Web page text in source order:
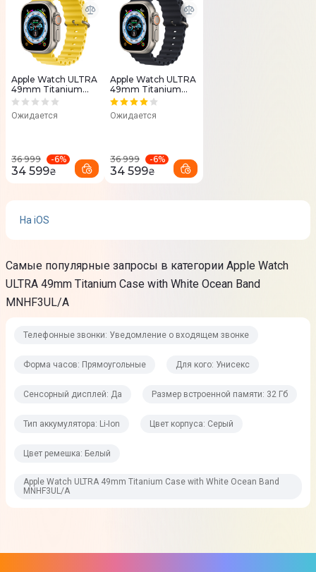
Процессор
Apple S8
Размер встроенной памяти
32 Гб
Датчик наружной освещенности
Temperature Sensor
Sleep Monitor
Электрический датчик сердечной активности
Нет
Время работы
До 36 часов
Регулировка длины ремешка
Apple Watch ULTRA
49mm Titanium
Case with Yellow
MNHG3UL/A
Ожидается
36 999 -6%
34 599₴
Apple Watch ULTRA
49mm Titanium
Case with Midnight
Ocean Band
MQFK3UL/A
Ожидается
36 999 -6%
34 599₴
На iOS
Самые популярные запросы в категории Apple Watch
ULTRA 49mm Titanium Case with White Ocean Band
MNHF3UL/A
Телефонные звонки: Уведомление о входящем звонке
Форма часов: Прямоугольные Для кого: Унисекс
Сенсорный дисплей: Да Размер встроенной памяти: 32 Гб
Тип аккумулятора: Li-Ion Цвет корпуса: Серый
Цвет ремешка: Белый
Apple Watch ULTRA 49mm Titanium Case with White Ocean Band
MNHF3UL/A